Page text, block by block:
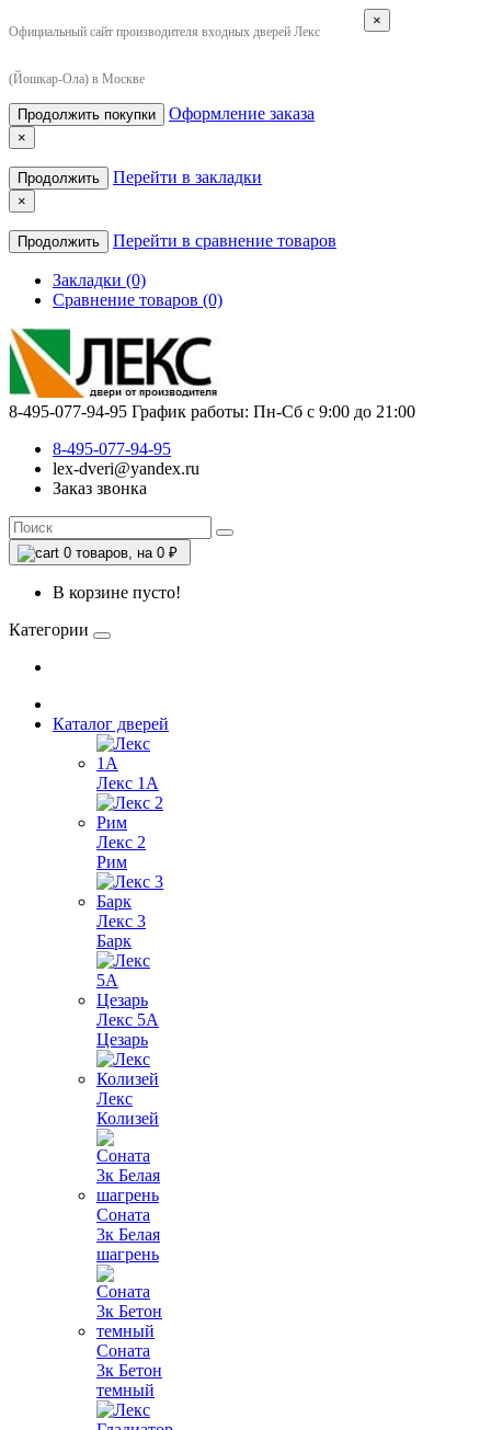
Официальный сайт производителя входных дверей Лекс
(Йошкар-Ола) в Москве
×
Продолжить покупки Оформление заказа
×
Продолжить Перейти в закладки
×
Продолжить Перейти в сравнение товаров
Закладки (0)
Сравнение товаров (0)
8-495-077-94-95 График работы: Пн-Сб с 9:00 до 21:00
8-495-077-94-95
lex-dveri@yandex.ru
Заказ звонка
0 товаров, на 0 ₽
В корзине пусто!
Категории
Каталог дверей
Лекс 1А
Лекс 2
Рим
Лекс 3
Барк
Лекс 5А
Цезарь
Лекс
Колизей
Соната
3к Белая
шагрень
Соната
3к Бетон
темный